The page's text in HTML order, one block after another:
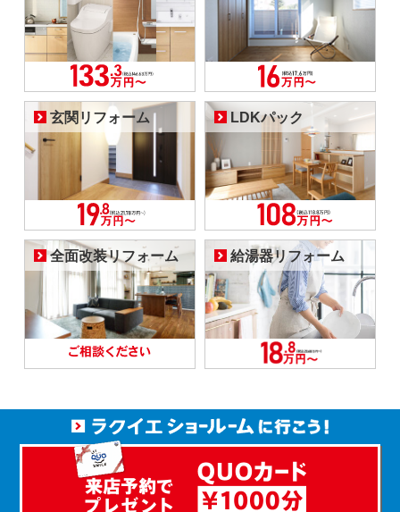
玄関リフォーム LDKパック
全面改装リフォーム 給湯器リフォーム